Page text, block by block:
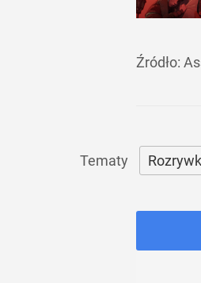
Źródło: